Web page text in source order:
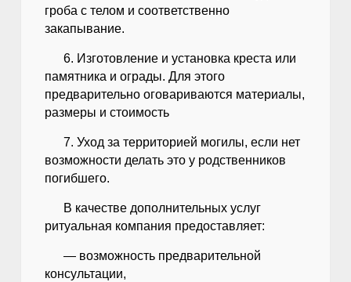
гроба с телом и соответственно
закапывание.
6. Изготовление и установка креста или
памятника и ограды. Для этого
предварительно оговариваются материалы,
размеры и стоимость
7. Уход за территорией могилы, если нет
возможности делать это у родственников
погибшего.
В качестве дополнительных услуг
ритуальная компания предоставляет:
— возможность предварительной
консультации,